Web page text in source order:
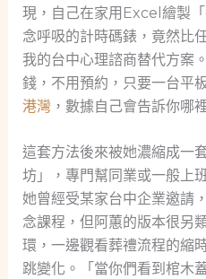
現，自己在家用Excel繪製
念呼吸的計時碼錶，竟然比
我的台中心理諮商替代方案
錢，不用預約，只要一台平
港灣 ，數據自己會告訴你哪
這套方法後來被她濃縮成一
坊」，專門幫同業或一般上
她曾經受某家台中企業邀請
念課程，但阿蕙的版本很
環，一邊觀看葬禮流程的縮
跳變化。「當你們看到棺木